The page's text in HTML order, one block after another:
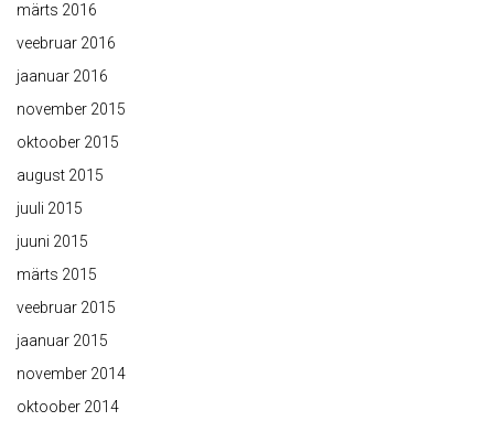
märts 2016
veebruar 2016
jaanuar 2016
november 2015
oktoober 2015
august 2015
juuli 2015
juuni 2015
märts 2015
veebruar 2015
jaanuar 2015
november 2014
oktoober 2014